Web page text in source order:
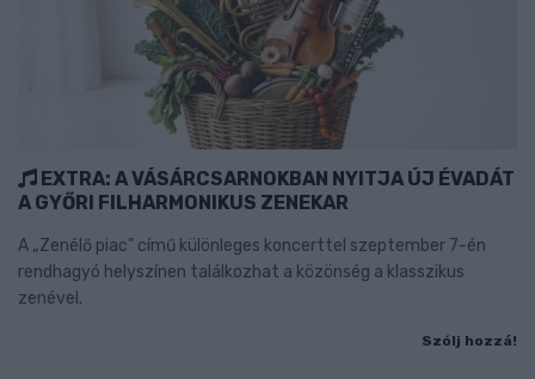
EXTRA: A VÁSÁRCSARNOKBAN NYITJA ÚJ ÉVADÁT
A GYŐRI FILHARMONIKUS ZENEKAR
A „Zenélő piac” című különleges koncerttel szeptember 7-én
rendhagyó helyszínen találkozhat a közönség a klasszikus
zenével.
Szólj hozzá!